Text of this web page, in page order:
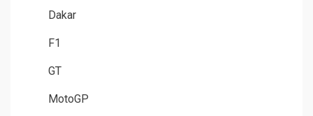
Dakar
F1
GT
MotoGP